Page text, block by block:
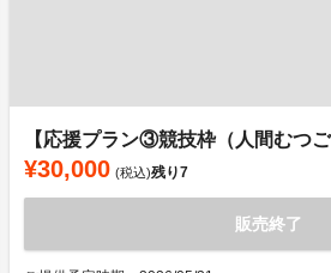
【応援プラン③競技枠（人間むつご
¥30,000 (税込)残り7
販売終了